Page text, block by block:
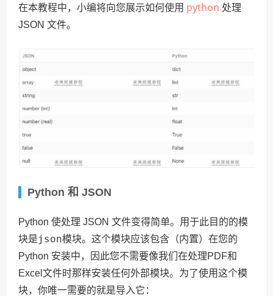
在本教程中，小编将向您展示如何使用 python 处理
JSON 文件。
Python 和 JSON
Python 使处理 JSON 文件变得简单。用于此目的的模
块是json模块。这个模块应该包含（内置）在您的
Python 安装中，因此您不需要像我们在处理PDF和
Excel文件时那样安装任何外部模块。为了使用这个模
块，你唯一需要的就是导入它：